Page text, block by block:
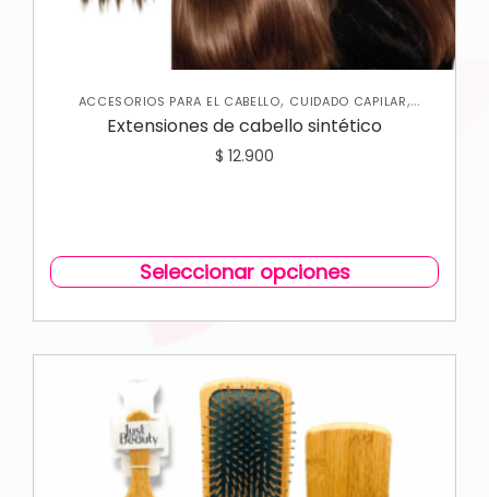
ACCESORIOS PARA EL CABELLO, CUIDADO CAPILAR,
VARIEDADES
Extensiones de cabello sintético
$ 12.900
Seleccionar opciones